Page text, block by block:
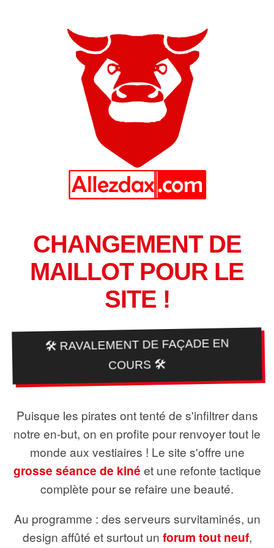
CHANGEMENT DE
MAILLOT POUR LE
SITE !
🛠️ RAVALEMENT DE FAÇADE EN
COURS 🛠️
Puisque les pirates ont tenté de s'infiltrer dans
notre en-but, on en profite pour renvoyer tout le
monde aux vestiaires ! Le site s'offre une
grosse séance de kiné et une refonte tactique
complète pour se refaire une beauté.
Au programme : des serveurs survitaminés, un
design affûté et surtout un forum tout neuf,